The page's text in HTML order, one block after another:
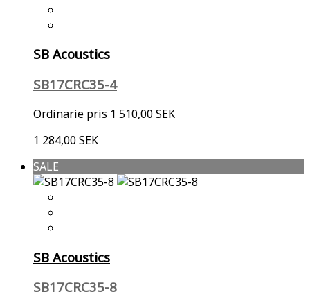
SB Acoustics
SB17CRC35-4
Ordinarie pris 1 510,00 SEK
1 284,00 SEK
SALE
SB Acoustics
SB17CRC35-8